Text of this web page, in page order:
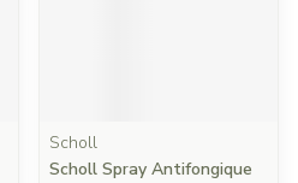
Scholl
Scholl Spray Antifongique